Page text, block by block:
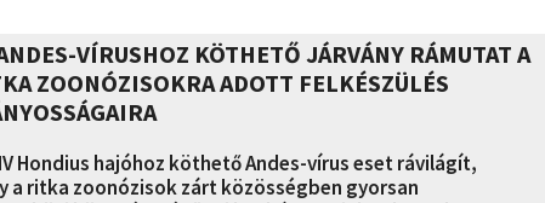
VÍRUSHOZ KÖTHETŐ JÁRVÁNY RÁMUTAT A
ZOONÓZISOKRA ADOTT FELKÉSZÜLÉS
Hondius hajóhoz köthető Andes-vírus eset rávilágít,
a ritka zoonózisok zárt közösségben gyorsan